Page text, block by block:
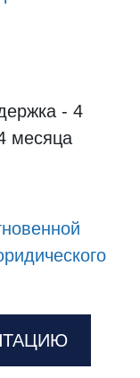
- 4
месяца